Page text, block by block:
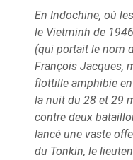
En Indochine, où
le Vietminh de
(qui portait le nom
François Jacques,
flottille amphibie
la nuit du 28 et 29
contre deux
lancé une vaste
du Tonkin, le